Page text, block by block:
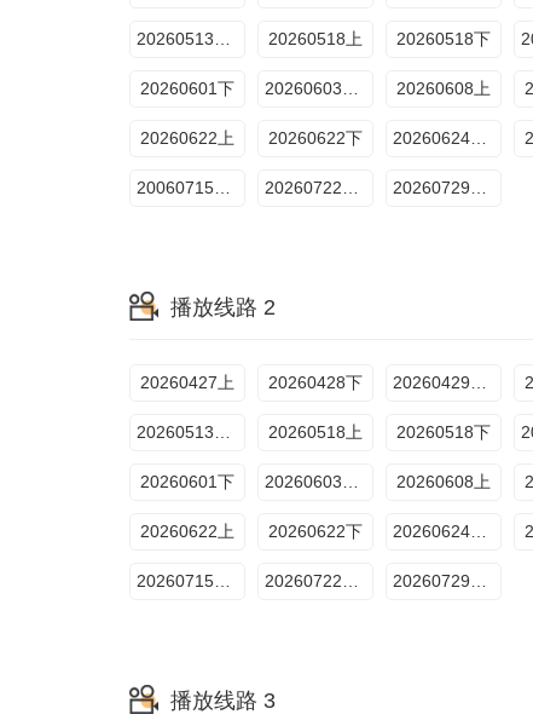
20260518上 20260518下
20260601下 20260608上
20260622上 20260622下 20260624加更版
播放线路 2
20260427上 20260428下
20260518上 20260518下
20260601下 20260608上
20260622上 20260622下 20260624加更版
播放线路 3